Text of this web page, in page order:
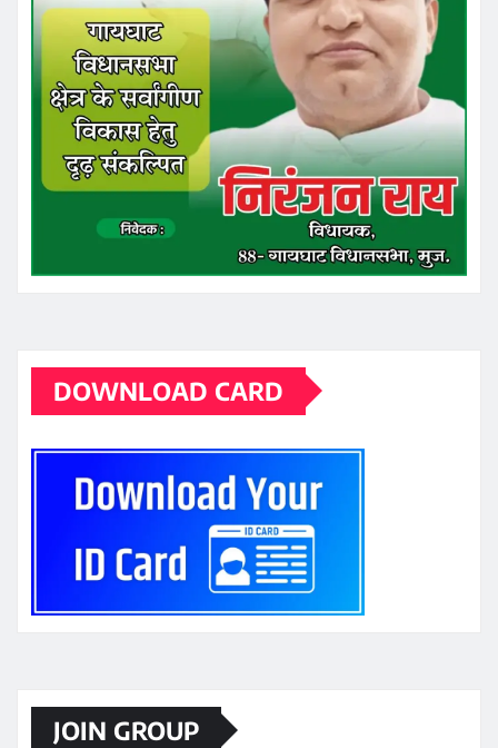
DOWNLOAD CARD
JOIN GROUP